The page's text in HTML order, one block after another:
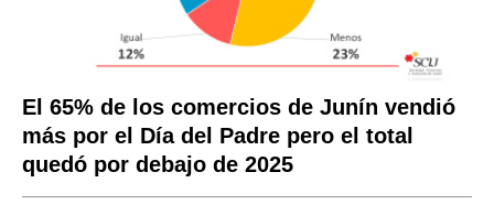
El 65% de los comercios de Junín vendió
más por el Día del Padre pero el total
quedó por debajo de 2025